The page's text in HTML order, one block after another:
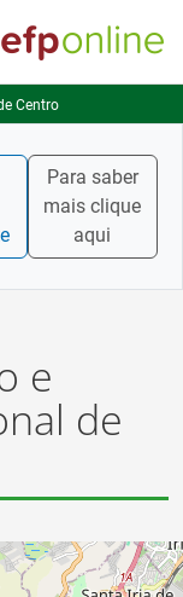
Centro
Para saber
mais clique
aqui
e
de